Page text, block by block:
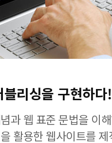
리싱을 구현하다!
과 웹 표준 문법을 이
활용한 웹사이트를